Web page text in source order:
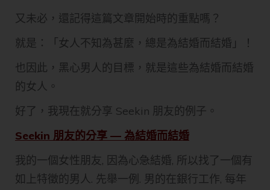
又未必，還記得這篇文章開始時的重點嗎？
就是：「女人不知為甚麼，總是為結婚而結婚」！
也因此，黑心男人的目標，就是這些為結婚而結婚
的女人。
好了，我現在就分享 Seekin 朋友的例子。
Seekin 朋友的分享 — 為結婚而結婚
我的一個女性朋友, 因為心急結婚, 所以找了一個有
如上特徵的男人. 先舉一例. 男的在銀行工作, 每年